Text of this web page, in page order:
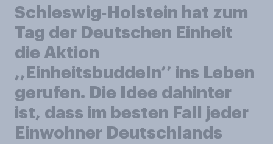
Schleswig‑Holstein hat zum
Tag der Deutschen Einheit
die Aktion
,,Einheitsbuddeln’’ ins Leben
gerufen. Die Idee dahinter
ist, dass im besten Fall jeder
Einwohner Deutschlands